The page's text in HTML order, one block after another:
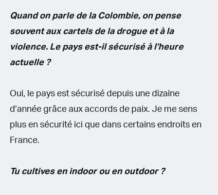
Quand on parle de la Colombie, on pense
souvent aux cartels de la drogue et à la
violence. Le pays est-il sécurisé à l’heure
actuelle ?
Oui, le pays est sécurisé depuis une dizaine
d’année grâce aux accords de paix. Je me sens
plus en sécurité ici que dans certains endroits en
France.
Tu cultives en indoor ou en outdoor ?